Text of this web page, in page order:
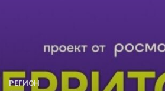
Контакты
Люди родного края
РЕГИОН